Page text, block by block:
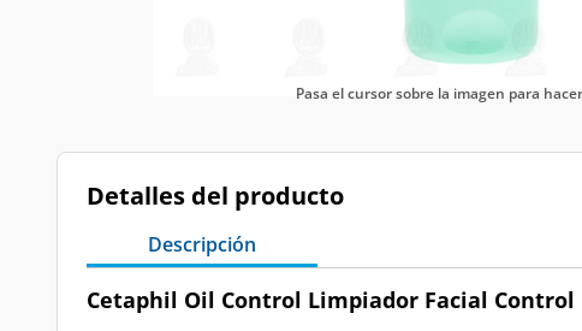
Pasa el cursor sobre la imagen para
Detalles del producto
Descripción
Cetaphil Oil Control Limpiador Facial Control